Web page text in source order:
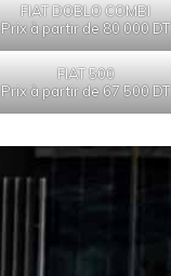
FIAT DOBLO COMBI
Prix à partir de 80 000 DT
FIAT 500
Prix à partir de 67 500DT